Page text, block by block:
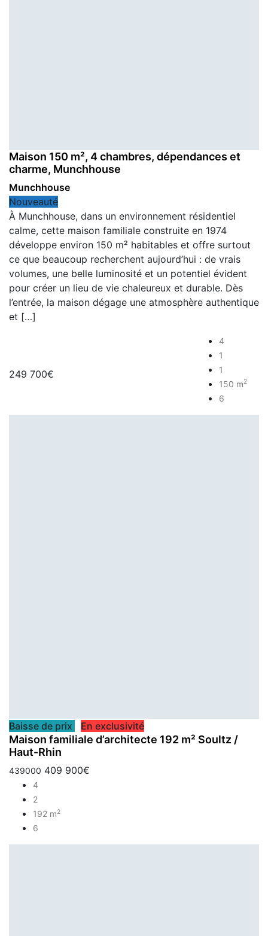
Maison 150 m², 4 chambres, dépendances et
charme, Munchhouse
Munchhouse
Nouveauté
À Munchhouse, dans un environnement résidentiel
calme, cette maison familiale construite en 1974
développe environ 150 m² habitables et offre surtout
ce que beaucoup recherchent aujourd’hui : de vrais
volumes, une belle luminosité et un potentiel évident
pour créer un lieu de vie chaleureux et durable. Dès
l’entrée, la maison dégage une atmosphère authentique
et […]
249 700€
4
1
1
150 m2
6
Baisse de prix En exclusivité
Maison familiale d’architecte 192 m² Soultz /
Haut-Rhin
439000 409 900€
4
2
192 m2
6